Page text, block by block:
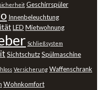
Geschirrspüler
Innenbeleuchtung
LED Mietwohnung
Schließsystem
SichtschutzSpülmaschine
Versicherung Waffenschrank
Wohnkomfort